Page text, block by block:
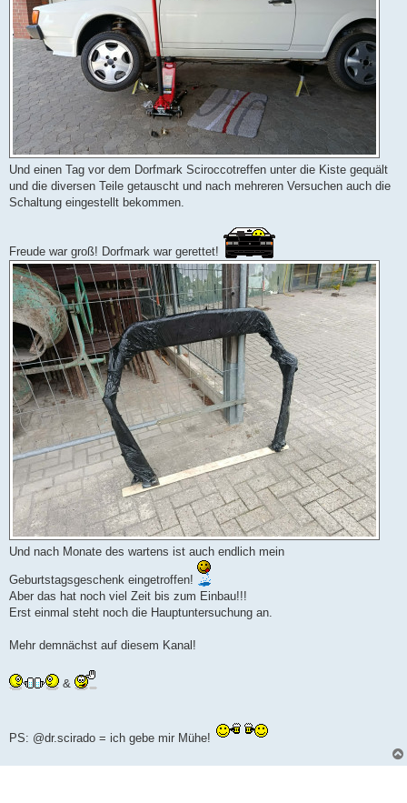
Und einen Tag vor dem Dorfmark Sciroccotreffen unter die Kiste gequält
und die diversen Teile getauscht und nach mehreren Versuchen auch die
Schaltung eingestellt bekommen.
Freude war groß! Dorfmark war gerettet!
Und nach Monate des wartens ist auch endlich mein
Geburtstagsgeschenk eingetroffen!
Aber das hat noch viel Zeit bis zum Einbau!!!
Erst einmal steht noch die Hauptuntersuchung an.
Mehr demnächst auf diesem Kanal!
&
PS: @dr.scirado = ich gebe mir Mühe!